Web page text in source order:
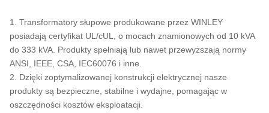
34500
250
333
500
1. Transformatory słupowe produkowane przez WINLEY
posiadają certyfikat UL/cUL, o mocach znamionowych od 10 kVA
do 333 kVA. Produkty spełniają lub nawet przewyższają normy
ANSI, IEEE, CSA, IEC60076 i inne.
2. Dzięki zoptymalizowanej konstrukcji elektrycznej nasze
produkty są bezpieczne, stabilne i wydajne, pomagając w
oszczędności kosztów eksploatacji.